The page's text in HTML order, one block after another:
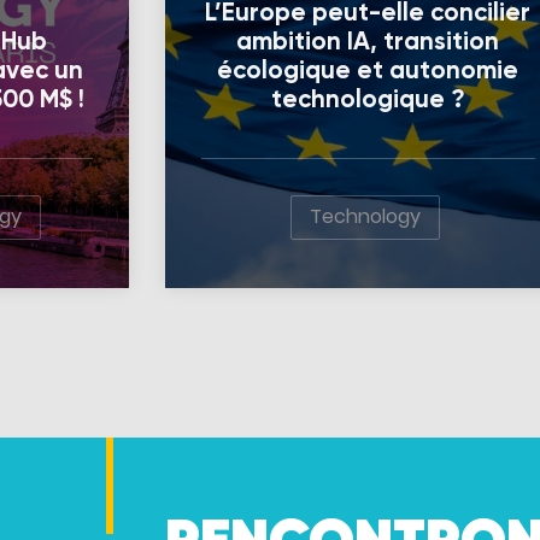
un
M$ !
L’Europe peut-elle concilier
ambition IA, transition
écologique et autonomie
technologique ?
Technology